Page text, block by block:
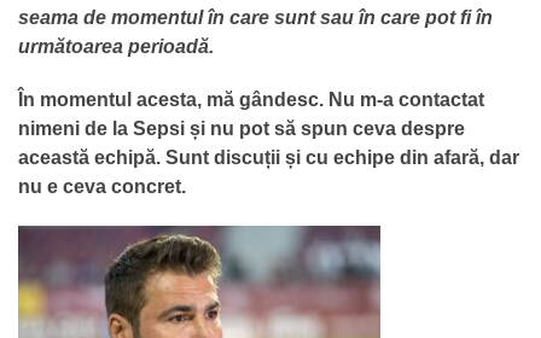
seama de momentul în care sunt sau în care pot fi în
următoarea perioadă.
În momentul acesta, mă gândesc. Nu m-a contactat
nimeni de la Sepsi și nu pot să spun ceva despre
această echipă. Sunt discuții și cu echipe din afară, dar
nu e ceva concret.